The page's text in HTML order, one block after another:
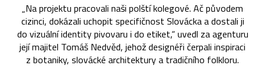
„Na projektu pracovali naši polští kolegové. Ač původem
cizinci, dokázali uchopit specifičnost Slovácka a dostali ji
do vizuální identity pivovaru i do etiket,“ uvedl za agenturu
její majitel Tomáš Nedvěd, jehož designéři čerpali inspiraci
z botaniky, slovácké architektury a tradičního folkloru.